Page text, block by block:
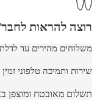
רוצה להראות
משלוחים מהירים עד
שירות ותמיכה טלפוני
תשלום מאובטח ומוצפן